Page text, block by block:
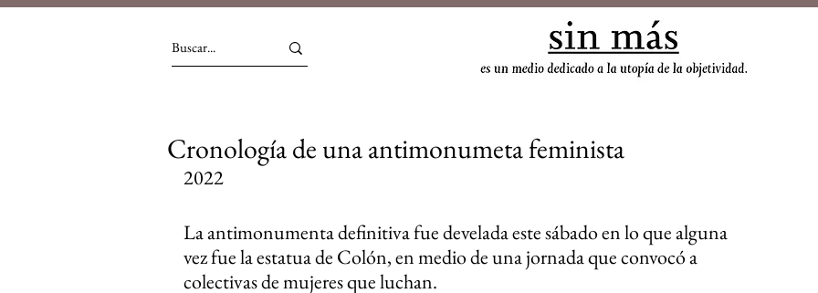
Cronología de una antimonumeta feminista
2022
La antimonumenta definitiva fue develada este sábado en lo que alguna
vez fue la estatua de Colón, en medio de una jornada que convocó a
colectivas de mujeres que luchan.